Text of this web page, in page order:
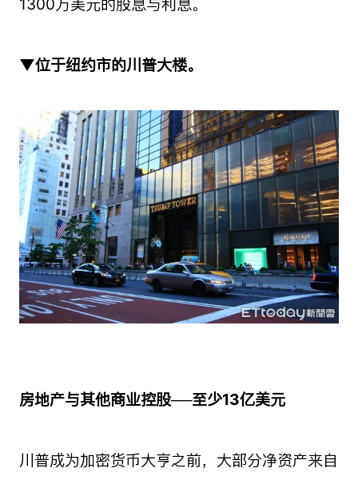
1300万美元的股息与利息。
▼位于纽约市的川普大楼。
房地产与其他商业控股──至少13亿美元
川普成为加密货币大亨之前，大部分净资产来自